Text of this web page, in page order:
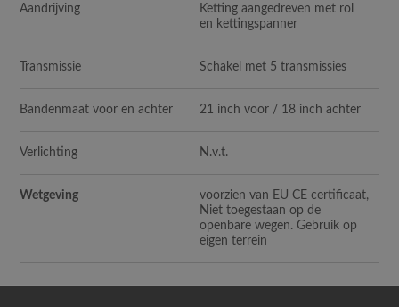
Aandrijving
Ketting aangedreven met rol
en kettingspanner
Transmissie Schakel met 5 transmissies
Bandenmaat voor en achter 21 inch voor / 18 inch achter
Verlichting N.v.t.
Wetgeving
voorzien van EU CE certificaat,
Niet toegestaan op de
openbare wegen. Gebruik op
eigen terrein